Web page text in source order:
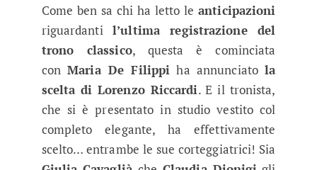
Come ben sa chi ha letto leanticipazioni
riguardantil’ultima registrazione del
trono classico, questa è cominciata
conMaria De Filippi ha annunciatola
scelta di Lorenzo Riccardi. E il tronista,
che si è presentato in studio vestito col
completo elegante, ha effettivamente
scelto… entrambe le sue corteggiatrici! Sia